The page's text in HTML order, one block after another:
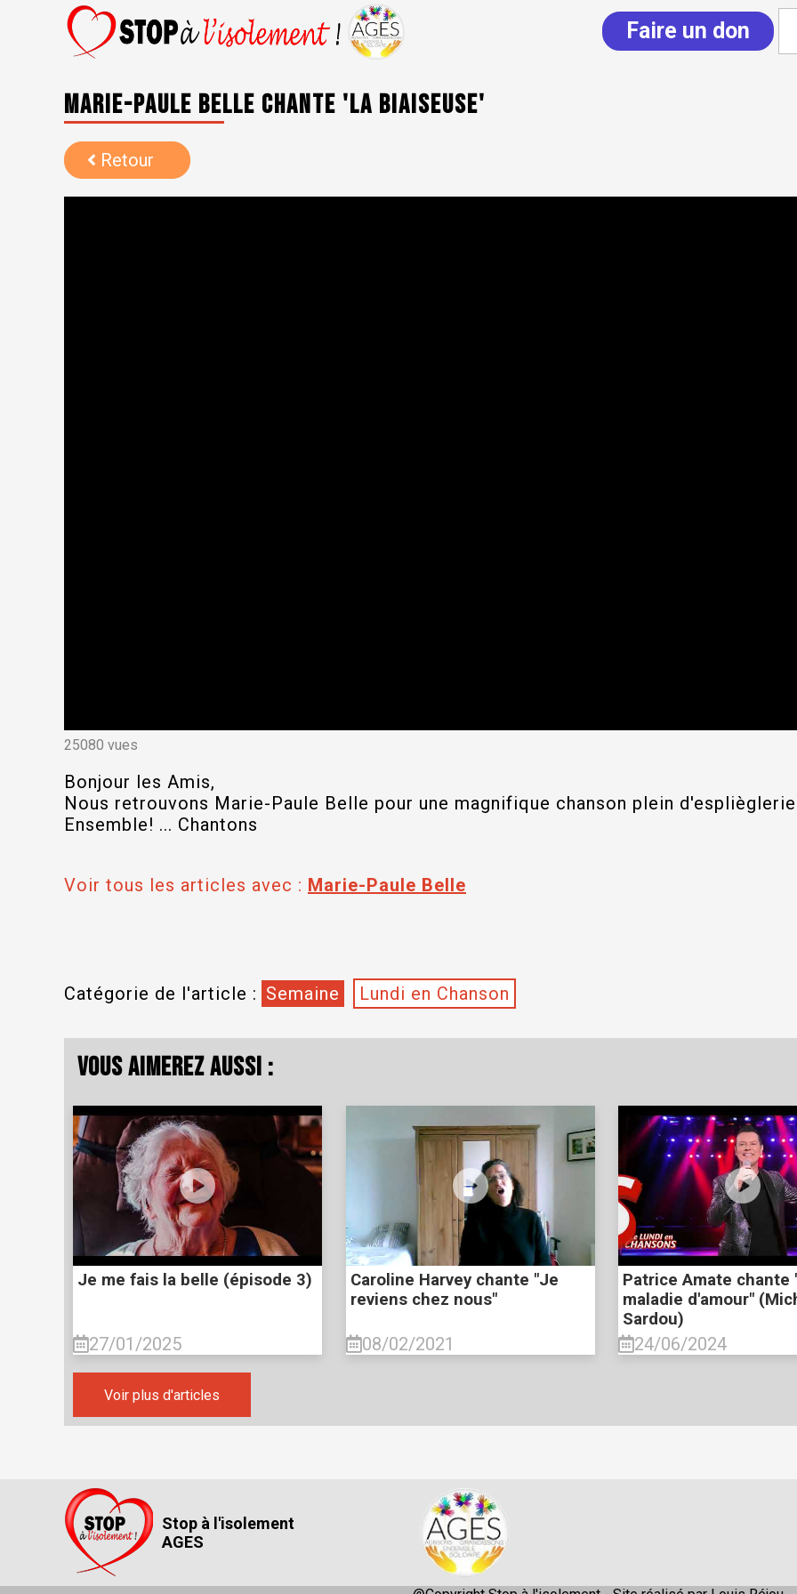
Faire un don
Marie-Paule Belle chante 'La biaiseuse'
Retour
25080 vues
Bonjour les Amis,
Nous retrouvons Marie-Paule Belle pour une magnifique chanson plein
Ensemble! ... Chantons
Voir tous les articles avec : Marie-Paule Belle
Catégorie de l'article : Semaine Lundi en Chanson
Vous aimerez aussi :
Je me fais la belle (épisode 3)
27/01/2025
Caroline Harvey chante "Je
reviens chez nous"
08/02/2021
Patrice Amate chante
maladie d'amour"
Sardou)
24/06/2024
Voir plus d'articles
Stop à l'isolement
AGES